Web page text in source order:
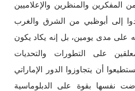
والمنظرين والإعلاميين
إلى أبوظبي من الشرق والغرب
على مدى يومين، بل إنه يكاد يكون
على التطورات والتحديات
أن يتجاوزوا الدور الإماراتي
نفسها بقوة على الدبلوماسية